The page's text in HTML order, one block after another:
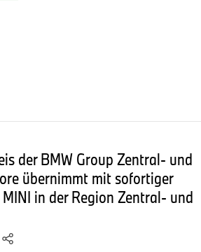
Lieferkette über die Produktion bis zum
der BMW Group Zentral- und
übernimmt mit sofortiger
in der Region Zentral- und